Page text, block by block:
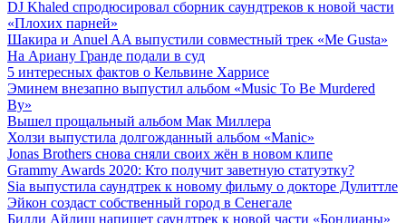
DJ Khaled спродюсировал сборник саундтреков к новой части
«Плохих парней»
Шакира и Anuel AA выпустили совместный трек «Me Gusta»
На Ариану Гранде подали в суд
5 интересных фактов о Кельвине Харрисе
Эминем внезапно выпустил альбом «Music To Be Murdered
By»
Вышел прощальный альбом Мак Миллера
Холзи выпустила долгожданный альбом «Manic»
Jonas Brothers снова сняли своих жён в новом клипе
Grammy Awards 2020: Кто получит заветную статуэтку?
Sia выпустила саундтрек к новому фильму о докторе Дулиттле
Эйкон создаст собственный город в Сенегале
Билли Айлиш напишет саундтрек к новой части «Бондианы»